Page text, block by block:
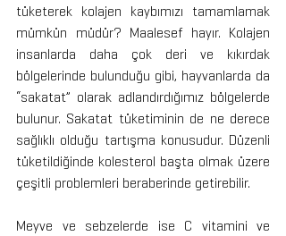
tüketerek kolajen kaybımızı tamamlamak
mümkün müdür? Maalesef hayır. Kolajen
insanlarda daha çok deri ve kıkırdak
bölgelerinde bulunduğu gibi, hayvanlarda da
“sakatat” olarak adlandırdığımız bölgelerde
bulunur. Sakatat tüketiminin de ne derece
sağlıklı olduğu tartışma konusudur. Düzenli
tüketildiğinde kolesterol başta olmak üzere
çeşitli problemleri beraberinde getirebilir.
Meyve ve sebzelerde ise C vitamini ve